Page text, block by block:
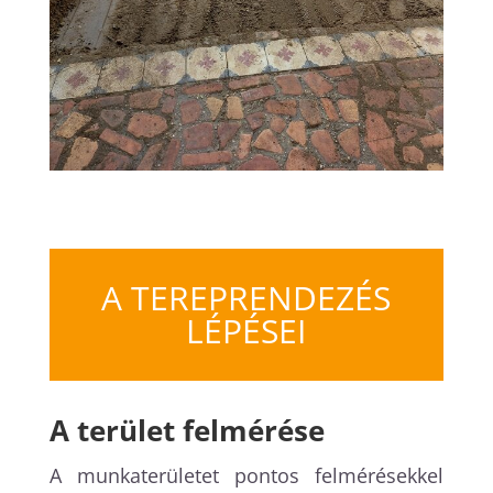
A TEREPRENDEZÉS
LÉPÉSEI
A terület felmérése
A munkaterületet pontos felmérésekkel